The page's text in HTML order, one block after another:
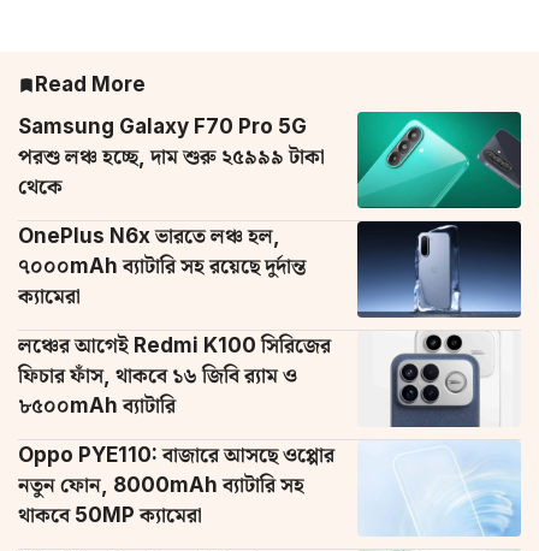
Read More
Samsung Galaxy F70 Pro 5G
পরশু লঞ্চ হচ্ছে, দাম শুরু ২৫৯৯৯ টাকা
থেকে
OnePlus N6x ভারতে লঞ্চ হল,
৭০০০mAh ব্যাটারি সহ রয়েছে দুর্দান্ত
ক্যামেরা
লঞ্চের আগেই Redmi K100 সিরিজের
ফিচার ফাঁস, থাকবে ১৬ জিবি র‌্যাম ও
৮৫০০mAh ব্যাটারি
Oppo PYE110: বাজারে আসছে ওপ্পোর
নতুন ফোন, 8000mAh ব্যাটারি সহ
থাকবে 50MP ক্যামেরা